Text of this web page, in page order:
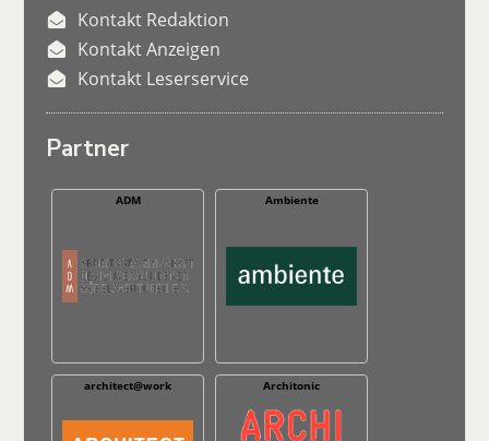
Kontakt Redaktion
Kontakt Anzeigen
Kontakt Leserservice
Partner
ADM Ambiente
architect@work Architonic